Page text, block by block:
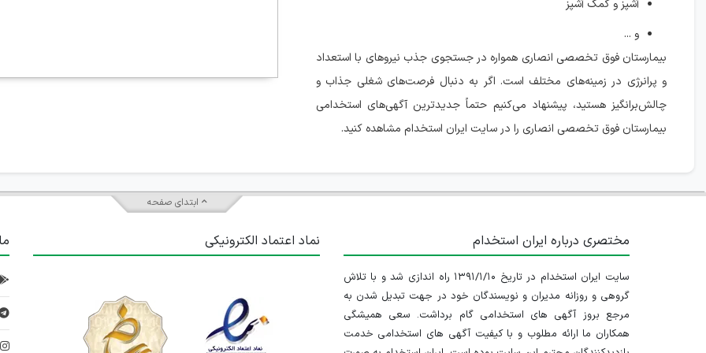
آشپز و کمک آشپز
و ...
بیمارستان فوق تخصصی انصاری همواره در جستجوی جذب نیروهای با استعداد
و پرانرژی در زمینه‌های مختلف است. اگر به دنبال فرصت‌های شغلی جذاب و
چالش‌برانگیز هستید، پیشنهاد می‌کنیم حتماً جدیدترین آگهی‌های استخدامی
بیمارستان فوق تخصصی انصاری را در سایت ایران استخدام مشاهده کنید.
ابتدای صفحه
مختصری درباره ایران استخدام
سایت ایران استخدام در تاریخ ۱۳۹۱/۱/۱۰ راه اندازی شد و با تلاش
گروهی و روزانه مدیران و نویسندگان خود در جهت تبدیل شدن به
مرجع بروز آگهی های استخدامی گام برداشت. سعی همیشگی
همکاران ما ارائه مطلوب و با کیفیت آگهی های استخدامی خدمت
نماد اعتماد الکترونیکی